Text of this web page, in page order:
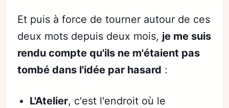
Et puis à force de tourner autour de ces
deux mots depuis deux mois, je me suis
rendu compte qu'ils ne m'étaient pas
tombé dans l'idée par hasard :
L'Atelier, c'est l'endroit où le